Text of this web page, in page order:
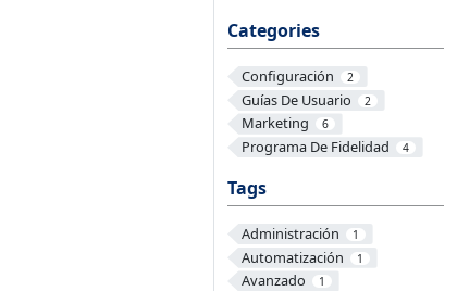
Categories
Configuración 2
Guías De Usuario 2
Marketing 6
Programa De Fidelidad 4
Tags
Administración 1
Automatización 1
Avanzado 1